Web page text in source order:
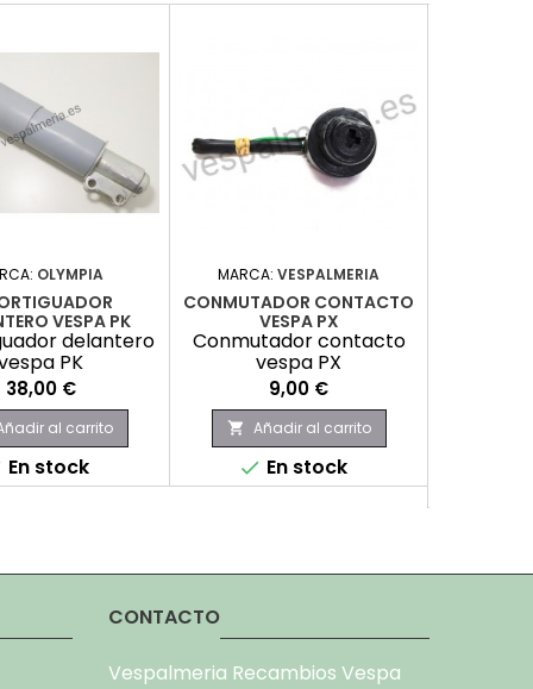
OLYMPIA
VESPA PK
delantero
PK
Precio
38,00 €
al carrito
En stock
MARCA: VESPALMERIA
CONMUTADOR CONTACTO
VESPA PX
Conmutador contacto
vespa PX
Precio
9,00 €
 Añadir al carrito
 En stock
CONTACTO
Vespalmeria Recambios Vespa